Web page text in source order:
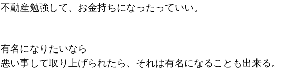
不動産勉強して、お金持ちになったっていい。
有名になりたいなら
悪い事して取り上げられたら、それは有名になることも出来る。